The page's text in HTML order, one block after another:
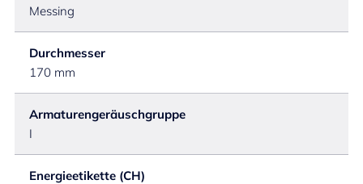
Messing
Durchmesser
170 mm
Armaturengeräuschgruppe
I
Energieetikette (CH)